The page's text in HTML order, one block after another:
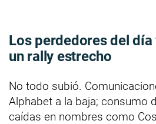
Los perdedores del
un rally estrecho
No todo subió.
Alphabet a la baja; consumo
caídas en nombres como